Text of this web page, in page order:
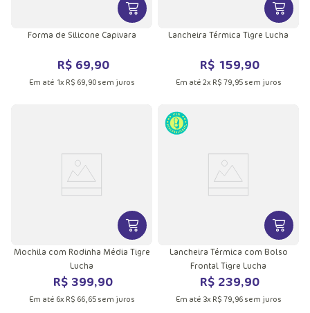
VER MAIS INFORMAÇÕES DO
Forma de Silicone Capivara
R$ 69,90
Em até 1x R$ 69, 90sem juros
VER
Lancheira Térmica Tigre Lucha
R$ 159,90
Em até 2x R$ 79, 95sem juros
VER MAIS INFORMAÇÕES DO
Mochila com Rodinha Média Tigre
Lucha
R$ 399,90
Em até 6x R$ 66, 65sem juros
VER
Lancheira Térmica com Bolso
Frontal Tigre Lucha
R$ 239,90
Em até 3x R$ 79, 96sem juros